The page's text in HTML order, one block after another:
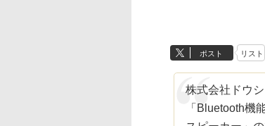
ポスト リスト
株式会社ドウ
「Bluetooth機